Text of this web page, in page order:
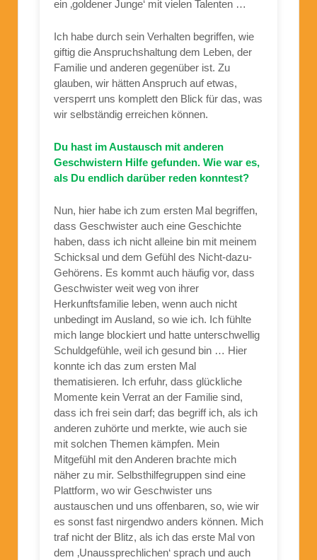
ein ‚goldener Junge‘ mit vielen Talenten …
Ich habe durch sein Verhalten begriffen, wie
giftig die Anspruchshaltung dem Leben, der
Familie und anderen gegenüber ist. Zu
glauben, wir hätten Anspruch auf etwas,
versperrt uns komplett den Blick für das, was
wir selbständig erreichen können.
Du hast im Austausch mit anderen
Geschwistern Hilfe gefunden. Wie war es,
als Du endlich darüber reden konntest?
Nun, hier habe ich zum ersten Mal begriffen,
dass Geschwister auch eine Geschichte
haben, dass ich nicht alleine bin mit meinem
Schicksal und dem Gefühl des Nicht-dazu-
Gehörens. Es kommt auch häufig vor, dass
Geschwister weit weg von ihrer
Herkunftsfamilie leben, wenn auch nicht
unbedingt im Ausland, so wie ich. Ich fühlte
mich lange blockiert und hatte unterschwellig
Schuldgefühle, weil ich gesund bin … Hier
konnte ich das zum ersten Mal
thematisieren. Ich erfuhr, dass glückliche
Momente kein Verrat an der Familie sind,
dass ich frei sein darf; das begriff ich, als ich
anderen zuhörte und merkte, wie auch sie
mit solchen Themen kämpfen. Mein
Mitgefühl mit den Anderen brachte mich
näher zu mir. Selbsthilfegruppen sind eine
Plattform, wo wir Geschwister uns
austauschen und uns offenbaren, so, wie wir
es sonst fast nirgendwo anders können. Mich
traf nicht der Blitz, als ich das erste Mal von
dem ‚Unaussprechlichen‘ sprach und auch